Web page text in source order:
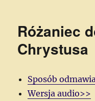
Różaniec
Chrystusa
Sposób
Wersja audio>>